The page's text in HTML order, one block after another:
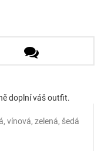
doplní váš outfit.
vínová, zelená, šedá